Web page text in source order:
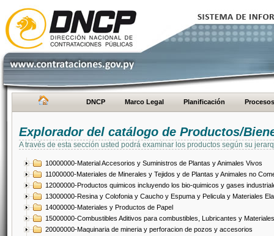
DNCP Marco Legal Planificación Procesos
Explorador del catálogo de Productos/
A través de esta sección usted podrá examinar los productos según su
10000000-Material Accesorios y Suministros de Plantas y Animales Vivos
11000000-Materiales de Minerales y Tejidos y de Plantas y Animales no
12000000-Productos quimicos incluyendo los bio-quimicos y gases
13000000-Resina y Colofonia y Caucho y Espuma y Pelicula y Materiales
14000000-Materiales y Productos de Papel
15000000-Combustibles Aditivos para combustibles, Lubricantes y
20000000-Maquinaria de mineria y perforacion de pozos y accesorios